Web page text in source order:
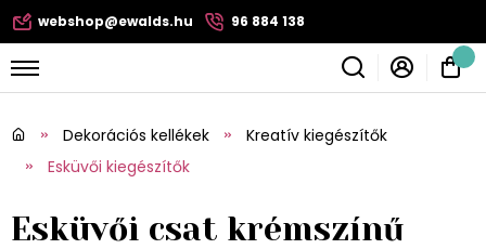
webshop@ewalds.hu 96 884 138
Dekorációs kellékek
Kreatív kiegészítők
Esküvői kiegészítők
Esküvői csat krémszínű